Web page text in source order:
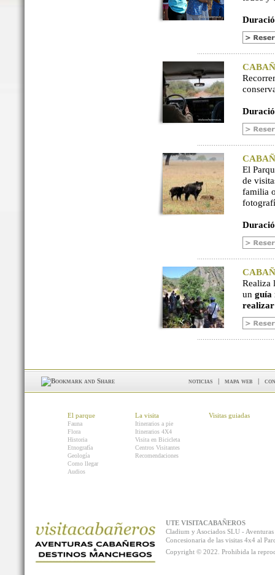
El
de
familia
Realiza
un guía
noticias | mapa web |
El parque
Fauna
Flora
Historia
Etnografía
Geología
Como llegar
Audios
La visita
Itinerarios a pie
Itinerarios 4X4
Visita en Bicicleta
Centros Visitantes
Recomendaciones
Visitas guiadas
UTE VISITACABAÑEROS
Cladium y Asociados SLU -
Concesionaria de las visitas 4x4 al
Copyright © 2022. Prohibida la